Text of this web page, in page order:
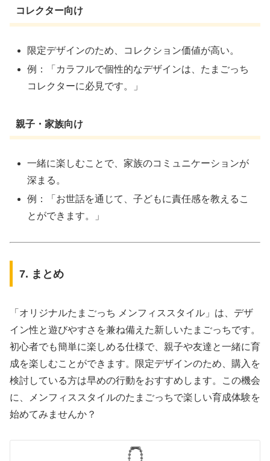
コレクター向け
限定デザインのため、コレクション価値が高い。
例：「カラフルで個性的なデザインは、たまごっち
コレクターに必見です。」
親子・家族向け
一緒に楽しむことで、家族のコミュニケーションが
深まる。
例：「お世話を通じて、子どもに責任感を教えるこ
とができます。」
7. まとめ
「オリジナルたまごっち メンフィススタイル」は、デザ
イン性と遊びやすさを兼ね備えた新しいたまごっちです。
初心者でも簡単に楽しめる仕様で、親子や友達と一緒に育
成を楽しむことができます。限定デザインのため、購入を
検討している方は早めの行動をおすすめします。この機会
に、メンフィススタイルのたまごっちで楽しい育成体験を
始めてみませんか？